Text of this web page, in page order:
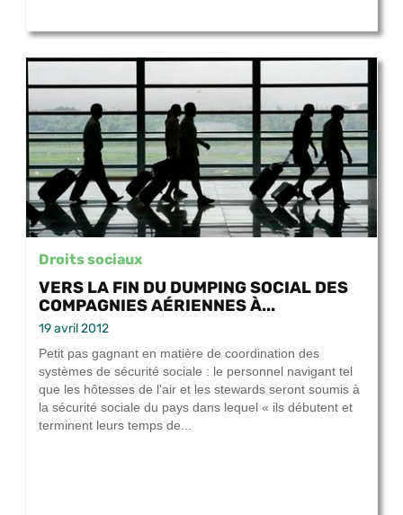
Droits sociaux
VERS LA FIN DU DUMPING SOCIAL DES
COMPAGNIES AÉRIENNES À...
19 avril 2012
Petit pas gagnant en matière de coordination des
systèmes de sécurité sociale : le personnel navigant tel
que les hôtesses de l'air et les stewards seront soumis à
la sécurité sociale du pays dans lequel « ils débutent et
terminent leurs temps de...